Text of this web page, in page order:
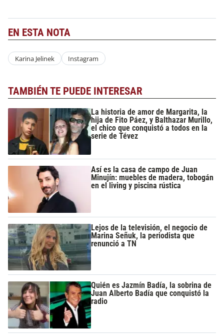
EN ESTA NOTA
Karina Jelinek Instagram
TAMBIÉN TE PUEDE INTERESAR
La historia de amor de Margarita, la
hija de Fito Páez, y Balthazar Murillo,
el chico que conquistó a todos en la
serie de Tévez
Así es la casa de campo de Juan
Minujín: muebles de madera, tobogán
en el living y piscina rústica
Lejos de la televisión, el negocio de
Marina Señuk, la periodista que
renunció a TN
Quién es Jazmín Badía, la sobrina de
Juan Alberto Badía que conquistó la
radio